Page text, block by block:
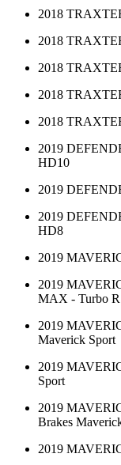
2018
2018
2018
2018
2018
2019
HD10
2019
2019
HD8
2019
2019
MAX - Turbo R
2019
Maverick Sport
2019
Sport
2019
Brakes
2019